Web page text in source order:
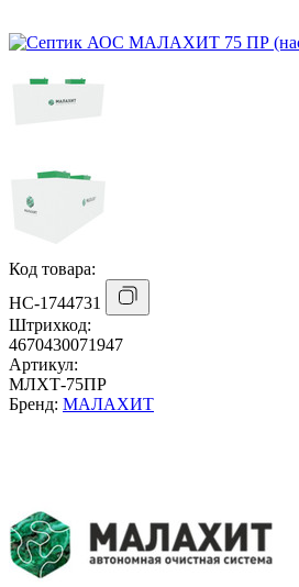
Код товара:
НС-1744731
Штрихкод:
4670430071947
Артикул:
МЛХТ-75ПР
Бренд: МАЛАХИТ